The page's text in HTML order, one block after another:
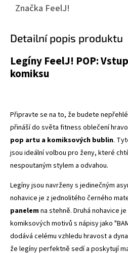
Značka FeelJ!
Detailní popis produktu
Legíny FeelJ! POP:
komiksu
Připravte se na to, že budete
přináší do světa fitness oblečení
pop artu a komiksových bublin.
jsou ideální volbou pro ženy, které
nespoutaným stylem a odvahou.
Legíny jsou navrženy s jedinečným
nohavice je z jednolitého černého
panelemna stehně. Druhá nohavice
komiksových motivů s nápisy jako
dodává celému vzhledu hravost a
že legíny perfektně sedí a poskytují